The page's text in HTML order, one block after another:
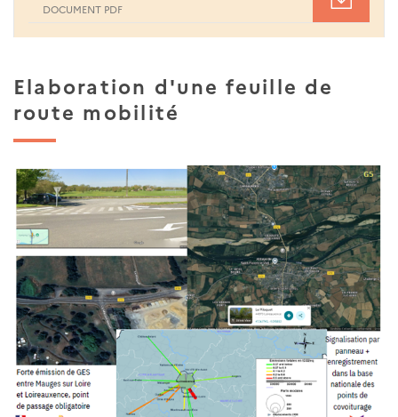
DOCUMENT PDF
Elaboration d'une feuille de
route mobilité